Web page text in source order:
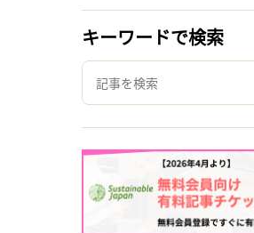
キーワードで検索